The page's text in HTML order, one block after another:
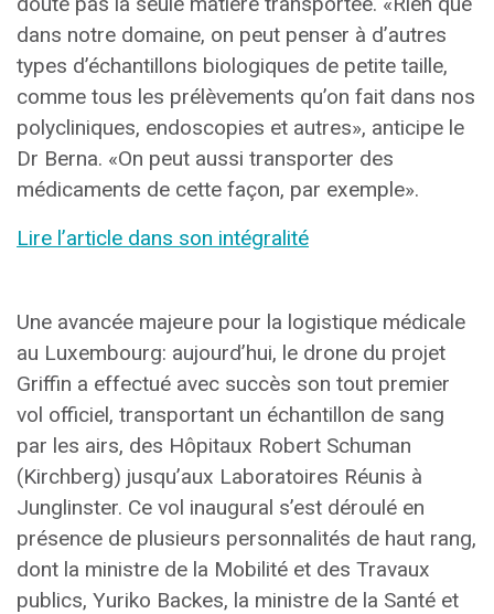
dans notre domaine, on peut penser à d’autres
types d’échantillons biologiques de petite taille,
comme tous les prélèvements qu’on fait dans nos
polycliniques, endoscopies et autres», anticipe le
Dr Berna. «On peut aussi transporter des
médicaments de cette façon, par exemple».
Lire l’article dans son intégralité
Une avancée majeure pour la logistique médicale
au Luxembourg: aujourd’hui, le drone du projet
Griffin a effectué avec succès son tout premier
vol officiel, transportant un échantillon de sang
par les airs, des Hôpitaux Robert Schuman
(Kirchberg) jusqu’aux Laboratoires Réunis à
Junglinster. Ce vol inaugural s’est déroulé en
présence de plusieurs personnalités de haut rang,
dont la ministre de la Mobilité et des Travaux
publics, Yuriko Backes, la ministre de la Santé et